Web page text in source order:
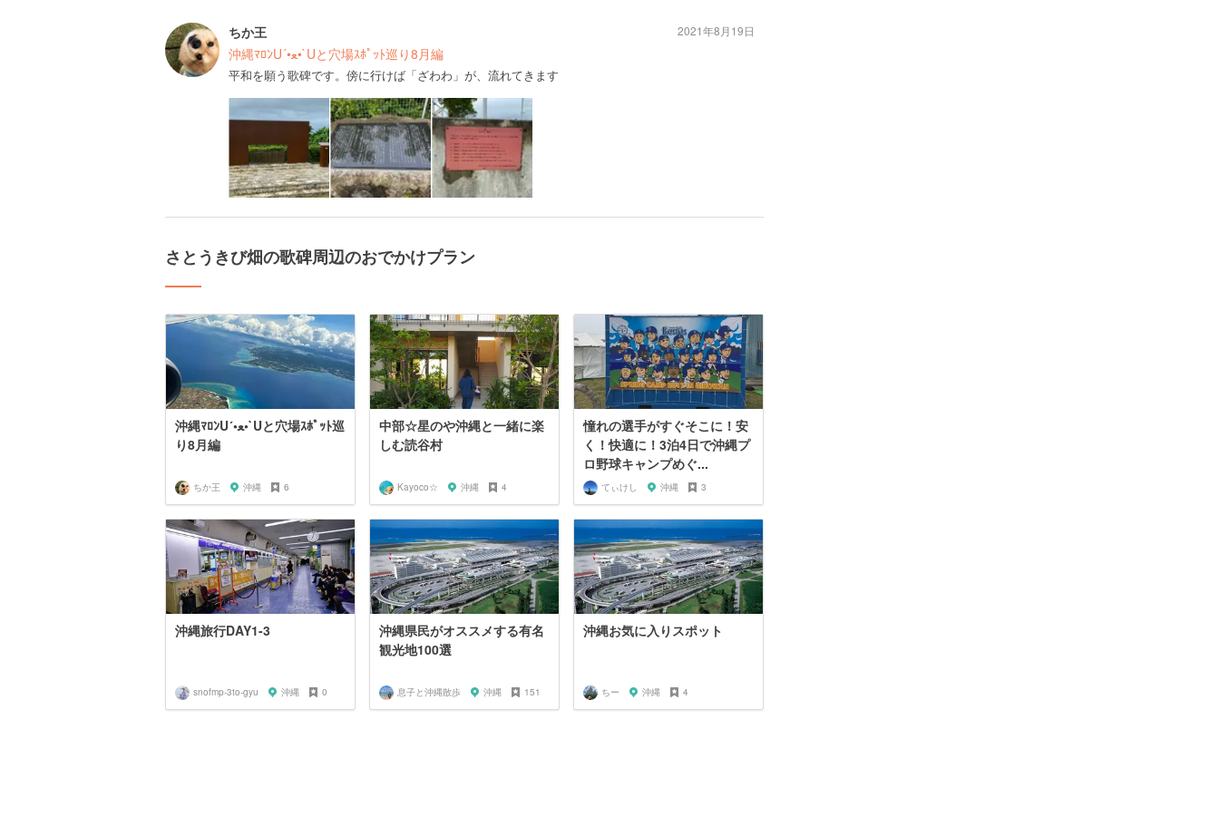
ちか王
沖縄ﾏﾛﾝU´•ﻌ•`Uと穴場ｽﾎﾟｯﾄ巡り8月編
平和を願う歌碑です。傍に行けば「ざわわ」が、流れてきます
2021年8月19日
さとうきび畑の歌碑周辺のおでかけプラン
沖縄ﾏﾛﾝU´•ﻌ•`Uと穴場ｽﾎﾟｯﾄ巡
り8月編
ちか王 沖縄 6
中部☆星のや沖縄と一緒に楽
しむ読谷村
Kayoco☆ 沖縄 4
憧れの選手がすぐそこに！安
く！快適に！3泊4日で沖縄プ
ロ野球キャンプめぐ...
てぃけし 沖縄 3
沖縄旅行DAY1-3
snofmp-3to-gyu 沖縄 0
沖縄県民がオススメする有名
観光地100選
息子と沖縄散歩 沖縄 151
沖縄お気に入りスポット
ちー 沖縄 4